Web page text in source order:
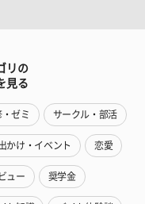
リの
見る
ゼミ サークル・部活
かけ・イベント 恋愛
ュー 奨学金